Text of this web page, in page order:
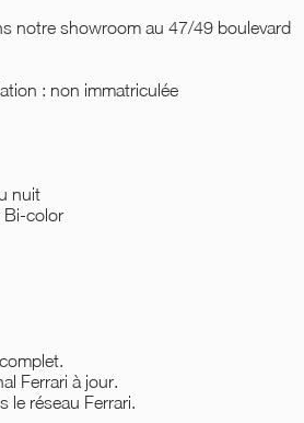
notre showroom au 47/49 boulevard
: non immatriculée
nuit
Bi-color
Ferrari à jour.
réseau Ferrari.